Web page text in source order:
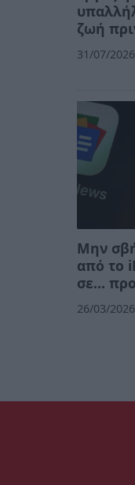
ζωή
31/07/
Μην
από το
σε…
26/03/